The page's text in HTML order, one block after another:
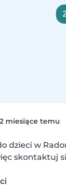
2 miesiące temu
dzieci w
skontaktuj